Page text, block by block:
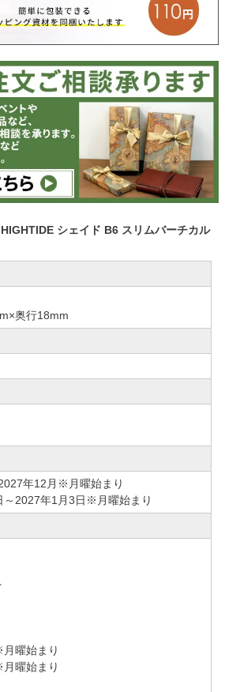
シェイド B6 スリムバーチカル
奥行18mm
年12月※月曜始まり
～2027年1月3日※月曜始まり
曜始まり
曜始まり